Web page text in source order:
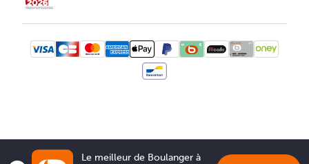
Le meilleur de Boulanger à